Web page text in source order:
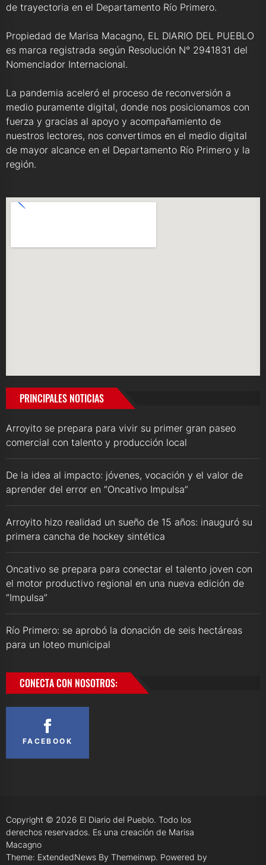
de trayectoria en el Departamento Río Primero.
Propiedad de Marisa Macagno, EL DIARIO DEL PUEBLO
es marca registrada según Resolución N° 2941831 del
Nomenclador Internacional.
La pandemia aceleró el proceso de reconversión a
medio puramente digital, donde nos posicionamos con
fuerza y gracias al apoyo y acompañamiento de
nuestros lectores, nos convertimos en el medio digital
de mayor alcance en el Departamento Río Primero y la
región.
PRINCIPALES NOTICIAS
Arroyito se prepara para vivir su primer gran paseo
comercial con talento y producción local
De la idea al impacto: jóvenes, vocación y el valor de
aprender del error en “Oncativo Impulsa”
Arroyito hizo realidad un sueño de 15 años: inauguró su
primera cancha de hockey sintética
Oncativo se prepara para conectar el talento joven con
el motor productivo regional en una nueva edición de
“Impulsa”
Río Primero: se aprobó la donación de seis hectáreas
para un loteo municipal
CONECTA CON NOSOTROS:
FACEBOOK
Copyright © 2026 El Diario del Pueblo. Todo los
derechos reservados. Es una creación de Marisa
Macagno
Theme: ExtendedNews By Themeinwp. Powered by